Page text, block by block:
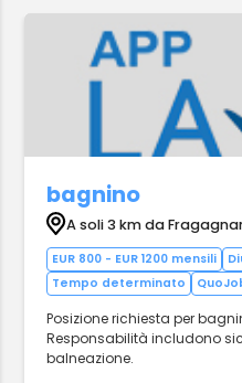
bagnino
A soli 3 km da
EUR 800 - EUR 1200 mensili
Tempo determinato
Posizione richiesta per
Responsabilità includono
balneazione.